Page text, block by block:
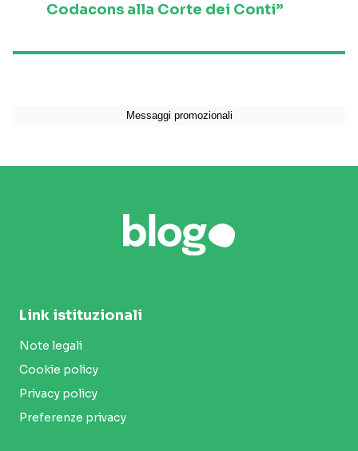
Codacons alla Corte dei Conti”
Link istituzionali
Note legali
Cookie policy
Privacy policy
Preferenze privacy